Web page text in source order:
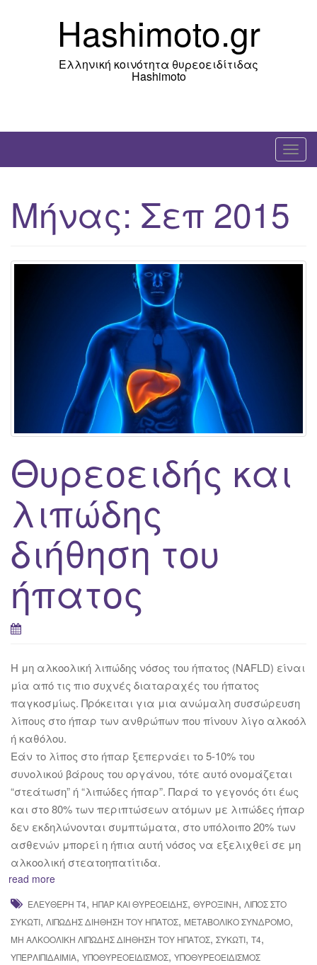
Hashimoto.gr
Ελληνική κοινότητα θυρεοειδίτιδας
Hashimoto
T
o
n
Μήνας: Σεπ 2015
Θυρεοειδής και
λιπώδης
διήθηση του
ήπατος
H μη αλκοολική λιπώδης νόσος του ήπατος (NAFLD) είναι
μία από τις πιο συχνές διαταραχές του ήπατος
παγκοσμίως. Πρόκειται για μια ανώμαλη συσσώρευση
λίπους στο ήπαρ των ανθρώπων που πίνουν λίγο αλκοόλ
ή καθόλου.
Εάν το λίπος στο ήπαρ ξεπερνάει το 5-10% του
συνολικού βάρους του οργάνου, τότε αυτό ονομάζεται
“στεάτωση” ή “λιπώδες ήπαρ”. Παρά το γεγονός ότι έως
και στο 80% των περιπτώσεων ατόμων με λιπώδες ήπαρ
δεν εκδηλώνονται συμπτώματα, στο υπόλοιπο 20% των
ασθενών μπορεί η ήπια αυτή νόσος να εξελιχθεί σε μη
αλκοολική στεατοηπατίτιδα.
read more
ΕΛΕΎΘΕΡΗ Τ4, ΉΠΑΡ ΚΑΙ ΘΥΡΕΟΕΙΔΉΣ, ΘΥΡΟΞΊΝΗ, ΛΊΠΟΣ ΣΤΟ
ΣΥΚΏΤΙ, ΛΙΠΏΔΗΣ ΔΙΉΘΗΣΗ ΤΟΥ ΉΠΑΤΟΣ, ΜΕΤΑΒΟΛΙΚΌ ΣΎΝΔΡΟΜΟ,
ΜΗ ΑΛΚΟΟΛΙΚΉ ΛΙΠΏΔΗΣ ΔΙΉΘΗΣΗ ΤΟΥ ΉΠΑΤΟΣ, ΣΥΚΏΤΙ, Τ4,
ΥΠΕΡΛΙΠΙΔΑΙΜΊΑ, ΥΠΟΘΥΡΕΟΕΙΔΙΣΜΌΣ, ΥΠΟΘΥΡΕΟΕΙΔΙΣΜΌΣ